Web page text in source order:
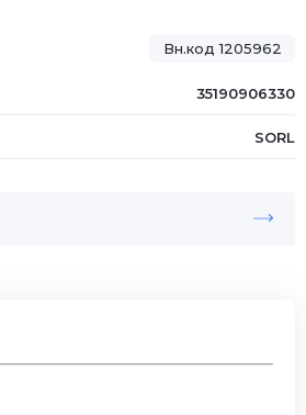
Вн.код 1205962
35190906330
SORL